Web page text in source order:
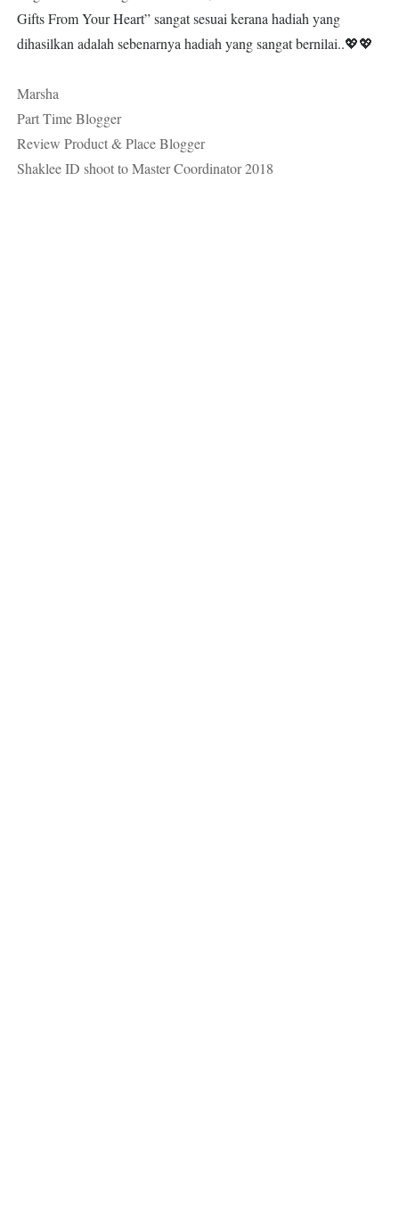
Gifts From Your Heart” sangat sesuai kerana hadiah yang
dihasilkan adalah sebenarnya hadiah yang sangat bernilai..💖💖
Marsha
Part Time Blogger
Review Product & Place Blogger
Shaklee ID shoot to Master Coordinator 2018